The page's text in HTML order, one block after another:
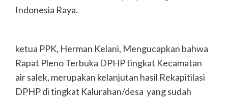
Indonesia Raya.
ketua PPK, Herman Kelani, Mengucapkan bahwa
Rapat Pleno Terbuka DPHP tingkat Kecamatan
air salek, merupakan kelanjutan hasil Rekapitilasi
DPHP di tingkat Kalurahan/desa yang sudah